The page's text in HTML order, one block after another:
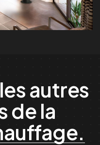
autres
de la